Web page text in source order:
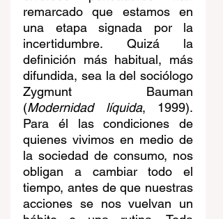
remarcado que estamos en
una etapa signada por la
incertidumbre. Quizá la
definición más habitual, más
difundida, sea la del sociólogo
Zygmunt Bauman
(Modernidad líquida, 1999).
Para él las condiciones de
quienes vivimos en medio de
la sociedad de consumo, nos
obligan a cambiar todo el
tiempo, antes de que nuestras
acciones se nos vuelvan un